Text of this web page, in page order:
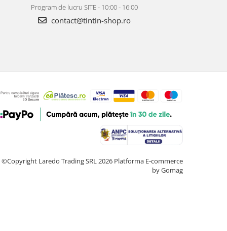
Program de lucru SITE - 10:00 - 16:00
contact@tintin-shop.ro
©Copyright Laredo Trading SRL 2026 Platforma E-commerce
by Gomag